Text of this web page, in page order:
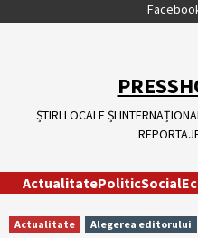
ȘTIRI LOCALE ȘI
ActualitatePoliticSocial
Actualitate Alegerea editorului